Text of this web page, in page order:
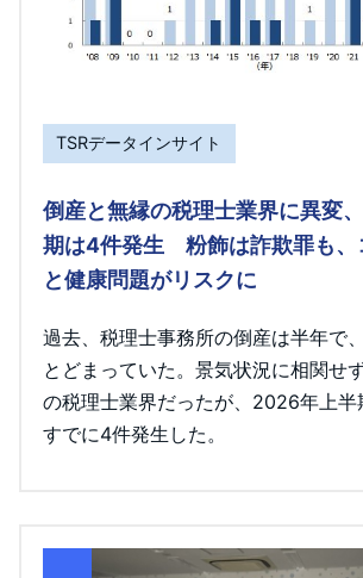
TSRデータインサイト
倒産と無縁の税理士業界に異変
期は4件発生 粉飾は詐欺罪も、
と健康問題がリスクに
過去、税理士事務所の倒産は半年で
とどまっていた。景気状況に相関せ
の税理士業界だったが、2026年上半
すでに4件発生した。